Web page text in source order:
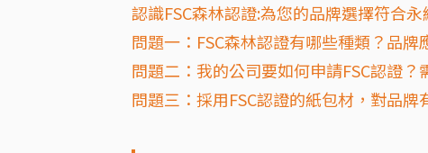
認識FSC森林認證:為您的品牌選擇符合
問題一：FSC森林認證有哪些種類？品
問題二：我的公司要如何申請FSC認證？
問題三：採用FSC認證的紙包材，對品牌